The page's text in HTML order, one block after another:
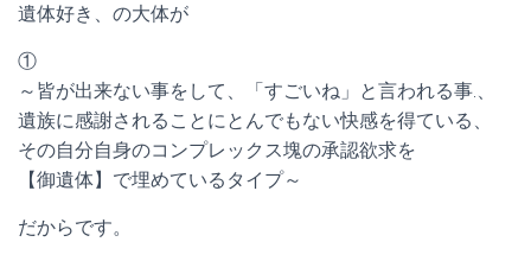
遺体好き、の大体が
①
～皆が出来ない事をして、「すごいね」と言われる事.、
遺族に感謝されることにとんでもない快感を得ている、
その自分自身のコンプレックス塊の承認欲求を
【御遺体】で埋めているタイプ～
だからです。